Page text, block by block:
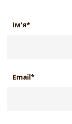
Ім'я*
Email*